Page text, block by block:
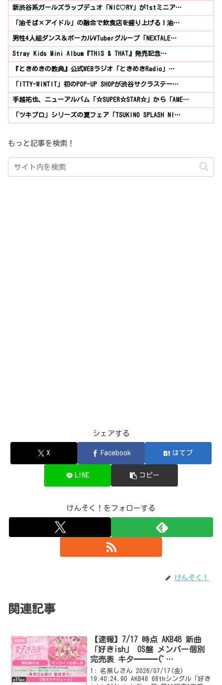
新渋谷系ガールズラップデュオ「NIC♡RY」が1stミニア…
「油そば×アイドル」の融合で飲食店を盛り上げる！油…
男性4人組ダンス＆ボーカルVTuberグループ「NEXTALE…
Stray Kids Mini Album『THIS & THAT』発売記念…
『ときめきの教典』公式WEBラジオ「ときめきRadio」…
「ITTY-WINTIT」初のPOP-UP SHOPが渋谷サクラステー…
手越祐也、ニューアルバム「☆SUPER☆STAR☆」から「AME…
「ツキプロ」シリーズの夏フェア「TSUKINO SPLASH NI…
もっと記事を検索！
シェアする
X Facebook はてブ
LINE コピー
けんそく！をフォローする
けんそく！
関連記事
AKB48
【速報】7/17 時点 AKB48 新曲
「好きish」 OS盤 メンバー個別
完売表 キタ━━━(ﾟ
∀ﾟ)━━━━!! 【69th選抜への
道】
1: 名無しさん 2026/07/17(金)
19:40:24.90 AKB48 68thシングル「好き